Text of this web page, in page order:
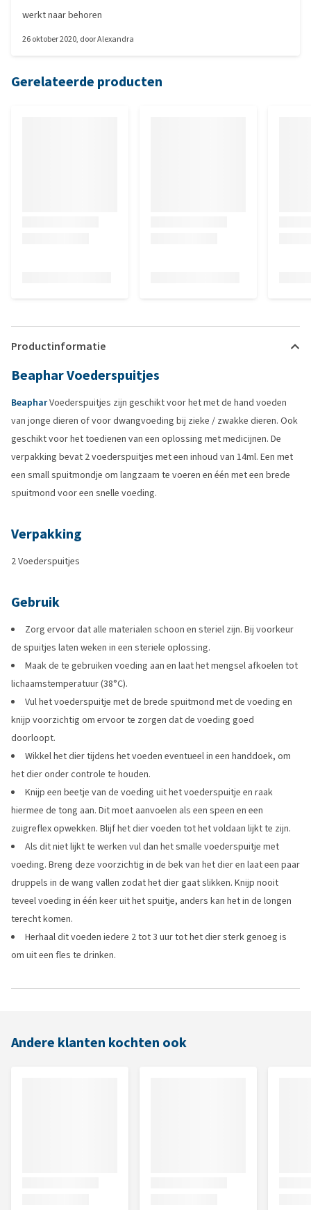
werkt naar behoren
26 oktober 2020, doorAlexandra
Gerelateerde producten
Productinformatie
Beaphar Voederspuitjes
BeapharVoederspuitjes zijn geschikt voor het met de hand voeden
van jonge dieren of voor dwangvoeding bij zieke / zwakke dieren. Ook
geschikt voor het toedienen van een oplossing met medicijnen. De
verpakking bevat 2 voederspuitjes met een inhoud van 14ml. Een met
een small spuitmondje om langzaam te voeren en één met een brede
spuitmond voor een snelle voeding.
Verpakking
2 Voederspuitjes
Gebruik
Zorg ervoor dat alle materialen schoon en steriel zijn. Bij voorkeur
de spuitjes laten weken in een steriele oplossing.
Maak de te gebruiken voeding aan en laat het mengsel afkoelen tot
lichaamstemperatuur (38°C).
Vul het voederspuitje met de brede spuitmond met de voeding en
knijp voorzichtig om ervoor te zorgen dat de voeding goed
doorloopt.
Wikkel het dier tijdens het voeden eventueel in een handdoek, om
het dier onder controle te houden.
Knijp een beetje van de voeding uit het voederspuitje en raak
hiermee de tong aan. Dit moet aanvoelen als een speen en een
zuigreflex opwekken. Blijf het dier voeden tot het voldaan lijkt te zijn.
Als dit niet lijkt te werken vul dan het smalle voederspuitje met
voeding. Breng deze voorzichtig in de bek van het dier en laat een paar
druppels in de wang vallen zodat het dier gaat slikken. Knijp nooit
teveel voeding in één keer uit het spuitje, anders kan het in de longen
terecht komen.
Herhaal dit voeden iedere 2 tot 3 uur tot het dier sterk genoeg is
om uit een fles te drinken.
Andere klanten kochten ook